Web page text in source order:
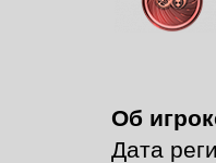
Об
Дата